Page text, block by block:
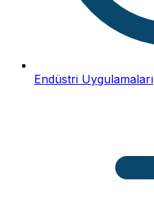
Endüstri Uygulamaları